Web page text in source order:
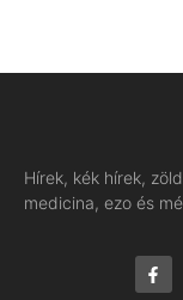
Hírek, kék hírek,
medicina, ezo és